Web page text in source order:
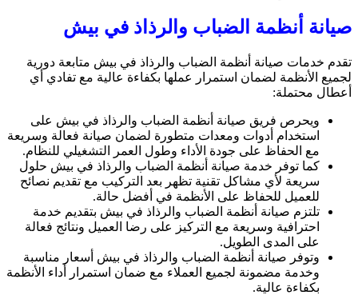
صيانة أنظمة الضباب والرذاذ في بيش
تقدم خدمات صيانة أنظمة الضباب والرذاذ في بيش متابعة دورية
لجميع الأنظمة لضمان استمرار عملها بكفاءة عالية مع تفادي أي
أعطال محتملة:
ويحرص فريق صيانة أنظمة الضباب والرذاذ في بيش على
استخدام أدوات ومعدات متطورة لضمان صيانة فعالة وسريعة
مع الحفاظ على جودة الأداء وطول العمر التشغيلي للنظام.
كما توفر خدمة صيانة أنظمة الضباب والرذاذ في بيش حلول
سريعة لأي مشاكل تقنية تظهر بعد التركيب مع تقديم نصائح
للعميل للحفاظ على الأنظمة في أفضل حالة.
تلتزم صيانة أنظمة الضباب والرذاذ في بيش بتقديم خدمة
احترافية وسريعة مع التركيز على رضا العميل ونتائج فعالة
على المدى الطويل.
وتوفر صيانة أنظمة الضباب والرذاذ في بيش أسعار مناسبة
وخدمة مضمونة لجميع العملاء مع ضمان استمرار أداء الأنظمة
بكفاءة عالية.